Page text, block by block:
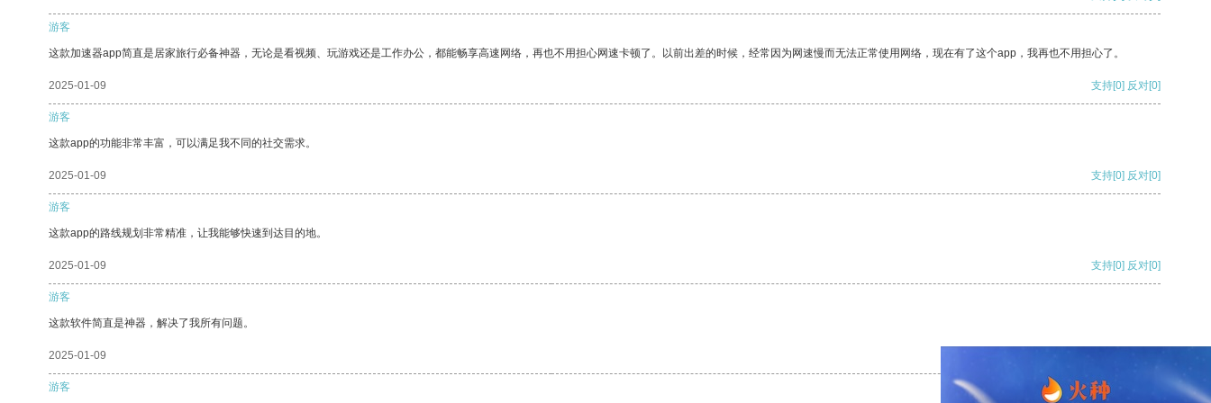
游客
这款加速器app简直是居家旅行必备神器，无论是看视频、玩游戏还是工作办公，都能畅享高速网络，再也不用担心网速卡顿了。以前出差的时候，经常因为网速慢而无法正常使用网络，现在有了这个app，我再也不用担心了。
2025-01-09 支持[0] 反对[0]
游客
这款app的功能非常丰富，可以满足我不同的社交需求。
2025-01-09 支持[0] 反对[0]
游客
这款app的路线规划非常精准，让我能够快速到达目的地。
2025-01-09 支持[0] 反对[0]
游客
这款软件简直是神器，解决了我所有问题。
2025-01-09
游客